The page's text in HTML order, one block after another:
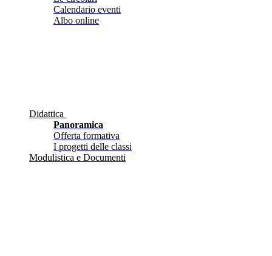
Calendario eventi
Albo online
Didattica
Panoramica
Offerta formativa
I progetti delle classi
Modulistica e Documenti